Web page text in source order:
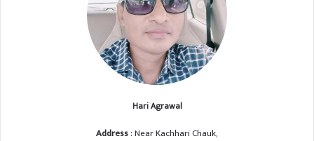
Hari Agrawal
Address: Near Kachhari Chauk,